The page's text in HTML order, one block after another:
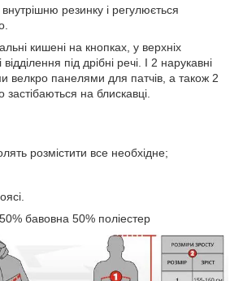
резинку і регулюється
кишені на кнопках, у верхніх
під дрібні речі. І 2 нарукавні
велкро панелями для патчів, а також 2
застібаються на блискавці.
розмістити все необхідне;
бавовна 50% поліестер